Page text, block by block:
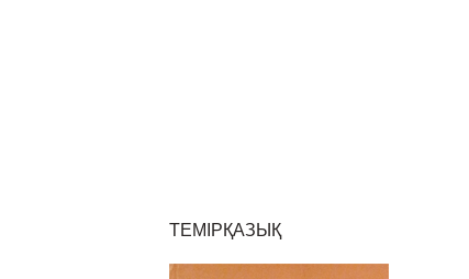
ТЕМІРҚАЗЫҚ